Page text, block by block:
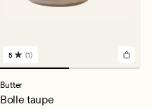
1
anmeldelser
med
en
gjennomsnittlig
5 (1)
Butter
Bolle taupe